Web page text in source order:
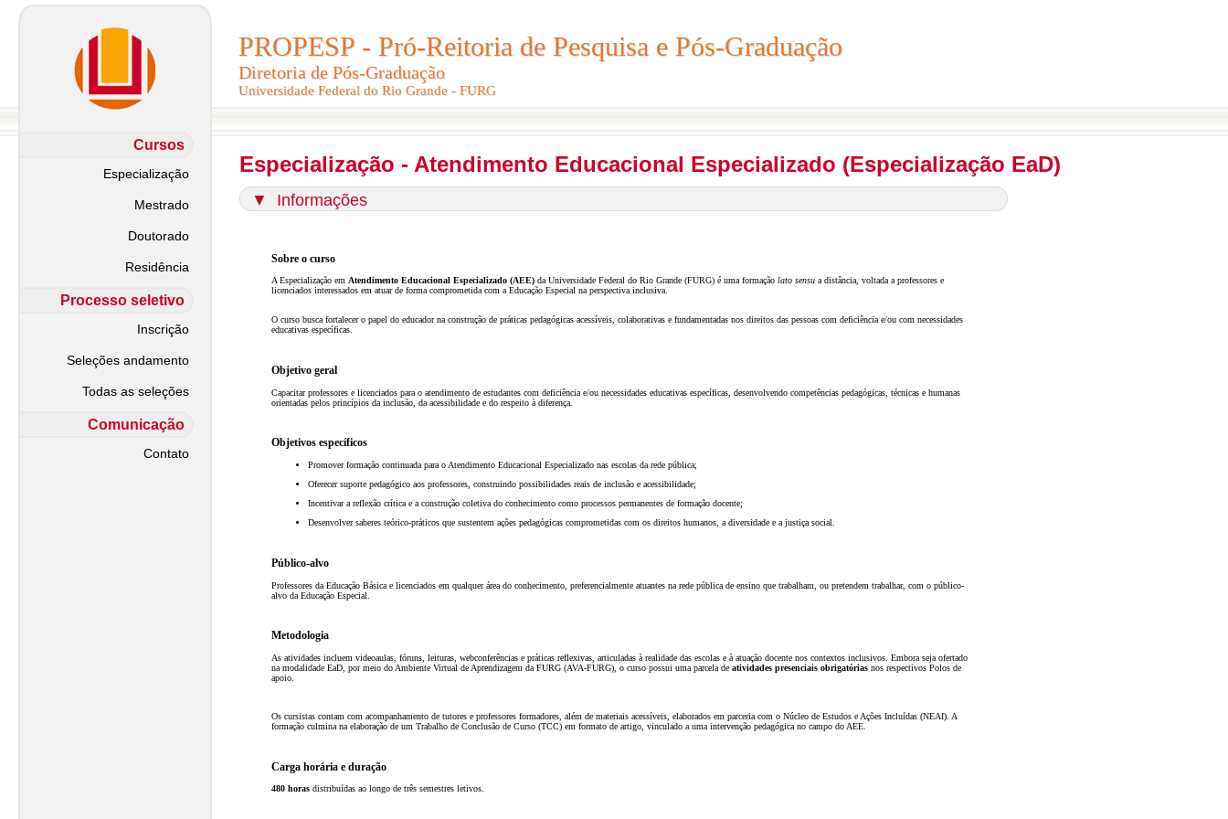
PROPESP - Pró-Reitoria de Pesquisa e Pós-Graduação
Diretoria de Pós-Graduação
Universidade Federal do Rio Grande - FURG
PROPESP - Pró-Reitoria de Pesquisa e Pós-Graduação
Diretoria de Pós-Graduação
Universidade Federal do Rio Grande - FURG
Cursos
Especialização
Mestrado
Doutorado
Residência
Processo seletivo
Inscrição
Seleções andamento
Todas as seleções
Comunicação
Contato
Especialização - Atendimento Educacional Especializado (Especialização EaD)
▼ Informações
Sobre o curso
A Especialização em Atendimento Educacional Especializado (AEE) da Universidade Federal do Rio Grande (FURG) é uma formação lato sensu a distância, voltada a professores e
licenciados interessados em atuar de forma comprometida com a Educação Especial na perspectiva inclusiva.
O curso busca fortalecer o papel do educador na construção de práticas pedagógicas acessíveis, colaborativas e fundamentadas nos direitos das pessoas com deficiência e/ou com necessidades
educativas específicas.
Objetivo geral
Capacitar professores e licenciados para o atendimento de estudantes com deficiência e/ou necessidades educativas específicas, desenvolvendo competências pedagógicas, técnicas e humanas
orientadas pelos princípios da inclusão, da acessibilidade e do respeito à diferença.
Objetivos específicos
Promover formação continuada para o Atendimento Educacional Especializado nas escolas da rede pública;
Oferecer suporte pedagógico aos professores, construindo possibilidades reais de inclusão e acessibilidade;
Incentivar a reflexão crítica e a construção coletiva do conhecimento como processos permanentes de formação docente;
Desenvolver saberes teórico-práticos que sustentem ações pedagógicas comprometidas com os direitos humanos, a diversidade e a justiça social.
Público-alvo
Professores da Educação Básica e licenciados em qualquer área do conhecimento, preferencialmente atuantes na rede pública de ensino que trabalham, ou pretendem trabalhar, com o público-
alvo da Educação Especial.
Metodologia
As atividades incluem videoaulas, fóruns, leituras, webconferências e práticas reflexivas, articuladas à realidade das escolas e à atuação docente nos contextos inclusivos. Embora seja ofertado
na modalidade EaD, por meio do Ambiente Virtual de Aprendizagem da FURG (AVA-FURG), o curso possui uma parcela de atividades presenciais obrigatórias nos respectivos Polos de
apoio.
Os cursistas contam com acompanhamento de tutores e professores formadores, além de materiais acessíveis, elaborados em parceria com o Núcleo de Estudos e Ações Incluídas (NEAI). A
formação culmina na elaboração de um Trabalho de Conclusão de Curso (TCC) em formato de artigo, vinculado a uma intervenção pedagógica no campo do AEE.
Carga horária e duração
480 horas distribuídas ao longo de três semestres letivos.